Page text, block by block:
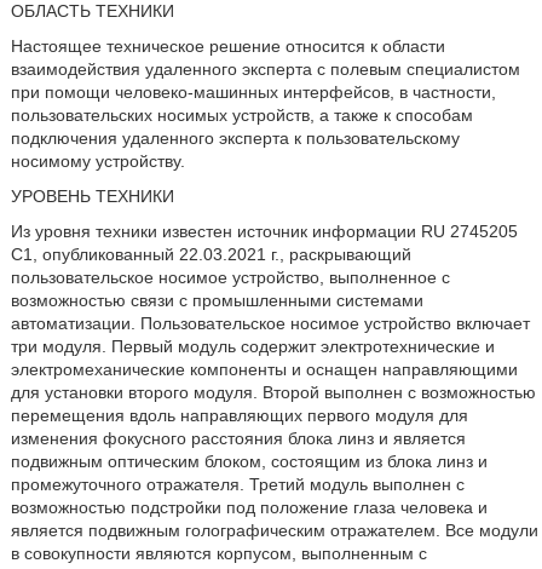
ОБЛАСТЬ ТЕХНИКИ
Настоящее техническое решение относится к области
взаимодействия удаленного эксперта с полевым специалистом
при помощи человеко-машинных интерфейсов, в частности,
пользовательских носимых устройств, а также к способам
подключения удаленного эксперта к пользовательскому
носимому устройству.
УРОВЕНЬ ТЕХНИКИ
Из уровня техники известен источник информации RU 2745205
С1, опубликованный 22.03.2021 г., раскрывающий
пользовательское носимое устройство, выполненное с
возможностью связи с промышленными системами
автоматизации. Пользовательское носимое устройство включает
три модуля. Первый модуль содержит электротехнические и
электромеханические компоненты и оснащен направляющими
для установки второго модуля. Второй выполнен с возможностью
перемещения вдоль направляющих первого модуля для
изменения фокусного расстояния блока линз и является
подвижным оптическим блоком, состоящим из блока линз и
промежуточного отражателя. Третий модуль выполнен с
возможностью подстройки под положение глаза человека и
является подвижным голографическим отражателем. Все модули
в совокупности являются корпусом, выполненным с